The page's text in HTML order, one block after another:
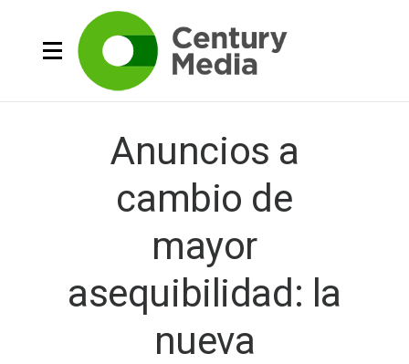
Anuncios a
cambio de
mayor
asequibilidad: la
nueva